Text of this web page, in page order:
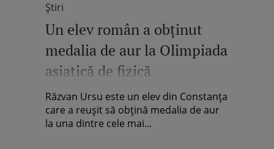
Știri
Un elev român a obținut
medalia de aur la Olimpiada
asiatică de fizică
Răzvan Ursu este un elev din Constanța
care a reușit să obțină medalia de aur
la una dintre cele mai...